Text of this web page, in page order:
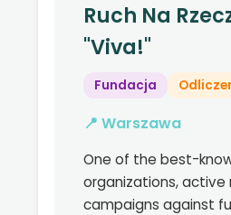
Ruch Na
"Viva!"
Fundacja
📍 Warszawa
One of the best-
organizations, active
campaigns against